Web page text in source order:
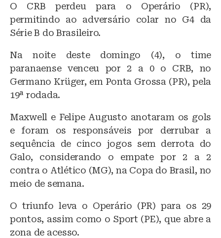
e
s
y
c
e
o
o
k
at
s
p
p
O CRB perdeu para o Operário (PR),
permitindo ao adversário colar no G4 da
Série B do Brasileiro.
Na noite deste domingo (4), o time
paranaense venceu por 2 a 0 o CRB, no
Germano Krüger, em Ponta Grossa (PR), pela
19ª rodada.
Maxwell e Felipe Augusto anotaram os gols
e foram os responsáveis por derrubar a
sequência de cinco jogos sem derrota do
Galo, considerando o empate por 2 a 2
contra o Atlético (MG), na Copa do Brasil, no
meio de semana.
O triunfo leva o Operário (PR) para os 29
pontos, assim como o Sport (PE), que abre a
zona de acesso.